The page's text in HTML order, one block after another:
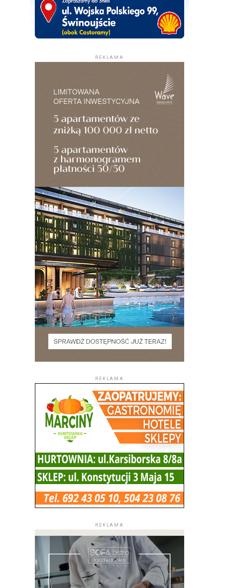
REKLAMA
REKLAMA
REKLAMA